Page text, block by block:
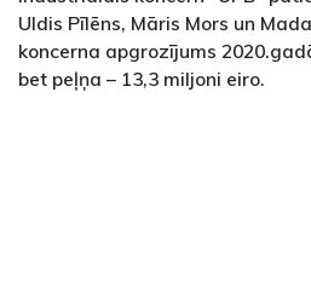
Uldis Pīlēns, Māris Mors un
koncerna apgrozījums
bet peļņa – 13,3 miljoni eiro.